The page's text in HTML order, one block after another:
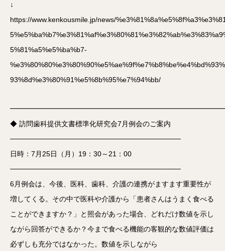
↓
https://www.kenkousmile.jp/news/
5%81%a5%e5%ba%b7-
93%8d%e3%80%91%e5%8b%95%e7%94%bb/
◆ 訪問歯科提供文書標準化研究会7月例会のご案内
──────────────────────────────────
日時：7月25日（月）19：30～21：00
──────────────────────────────────
6月例会は、今後、医科、歯科、介護の連携がますます重要性が
増してくる。その中で医科や介護から「患者さんはうまく食べる
ことができますか？」と照会があった場合、どれだけ数値を示し
ながら回答ができるか？今まで食べる機能の客観的な数値評価は
必ずしも充分ではなかった。数値を示しながら